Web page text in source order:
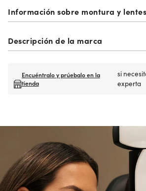
Información sobre montura y lentes
Descripción de la marca
Encuéntralo y prúebalo en la
tienda
si
experta